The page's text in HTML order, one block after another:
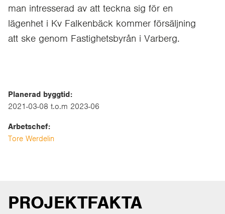
man intresserad av att teckna sig för en
lägenhet i Kv Falkenbäck kommer försäljning
att ske genom Fastighetsbyrån i Varberg.
Planerad byggtid:
2021-03-08 t.o.m 2023-06
Arbetschef:
Tore Werdelin
PROJEKTFAKTA